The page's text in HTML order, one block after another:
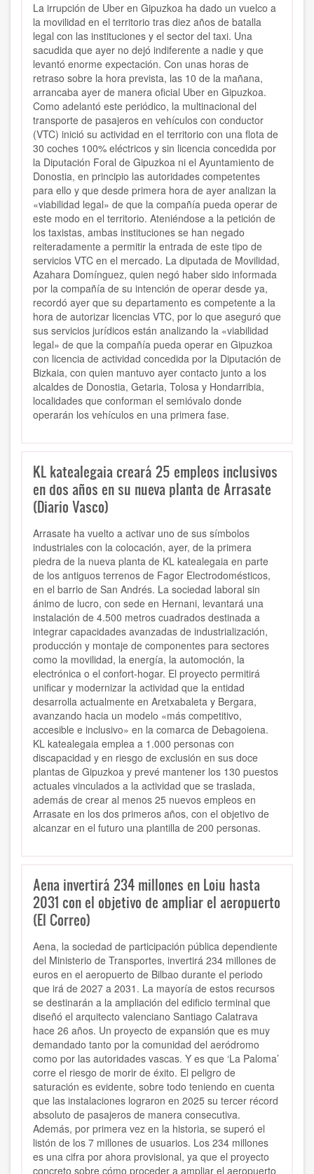
La irrupción de Uber en Gipuzkoa ha dado un vuelco a
la movilidad en el territorio tras diez años de batalla
legal con las instituciones y el sector del taxi. Una
sacudida que ayer no dejó indiferente a nadie y que
levantó enorme expectación. Con unas horas de
retraso sobre la hora prevista, las 10 de la mañana,
arrancaba ayer de manera oficial Uber en Gipuzkoa.
Como adelantó este periódico, la multinacional del
transporte de pasajeros en vehículos con conductor
(VTC) inició su actividad en el territorio con una flota de
30 coches 100% eléctricos y sin licencia concedida por
la Diputación Foral de Gipuzkoa ni el Ayuntamiento de
Donostia, en principio las autoridades competentes
para ello y que desde primera hora de ayer analizan la
«viabilidad legal» de que la compañía pueda operar de
este modo en el territorio. Ateniéndose a la petición de
los taxistas, ambas instituciones se han negado
reiteradamente a permitir la entrada de este tipo de
servicios VTC en el mercado. La diputada de Movilidad,
Azahara Domínguez, quien negó haber sido informada
por la compañía de su intención de operar desde ya,
recordó ayer que su departamento es competente a la
hora de autorizar licencias VTC, por lo que aseguró que
sus servicios jurídicos están analizando la «viabilidad
legal» de que la compañía pueda operar en Gipuzkoa
con licencia de actividad concedida por la Diputación de
Bizkaia, con quien mantuvo ayer contacto junto a los
alcaldes de Donostia, Getaria, Tolosa y Hondarribia,
localidades que conforman el semióvalo donde
operarán los vehículos en una primera fase.
KL katealegaia creará 25 empleos inclusivos
en dos años en su nueva planta de Arrasate
(Diario Vasco)
Arrasate ha vuelto a activar uno de sus símbolos
industriales con la colocación, ayer, de la primera
piedra de la nueva planta de KL katealegaia en parte
de los antiguos terrenos de Fagor Electrodomésticos,
en el barrio de San Andrés. La sociedad laboral sin
ánimo de lucro, con sede en Hernani, levantará una
instalación de 4.500 metros cuadrados destinada a
integrar capacidades avanzadas de industrialización,
producción y montaje de componentes para sectores
como la movilidad, la energía, la automoción, la
electrónica o el confort-hogar. El proyecto permitirá
unificar y modernizar la actividad que la entidad
desarrolla actualmente en Aretxabaleta y Bergara,
avanzando hacia un modelo «más competitivo,
accesible e inclusivo» en la comarca de Debagoiena.
KL katealegaia emplea a 1.000 personas con
discapacidad y en riesgo de exclusión en sus doce
plantas de Gipuzkoa y prevé mantener los 130 puestos
actuales vinculados a la actividad que se traslada,
además de crear al menos 25 nuevos empleos en
Arrasate en los dos primeros años, con el objetivo de
alcanzar en el futuro una plantilla de 200 personas.
Aena invertirá 234 millones en Loiu hasta
2031 con el objetivo de ampliar el aeropuerto
(El Correo)
Aena, la sociedad de participación pública dependiente
del Ministerio de Transportes, invertirá 234 millones de
euros en el aeropuerto de Bilbao durante el periodo
que irá de 2027 a 2031. La mayoría de estos recursos
se destinarán a la ampliación del edificio terminal que
diseñó el arquitecto valenciano Santiago Calatrava
hace 26 años. Un proyecto de expansión que es muy
demandado tanto por la comunidad del aeródromo
como por las autoridades vascas. Y es que ‘La Paloma’
corre el riesgo de morir de éxito. El peligro de
saturación es evidente, sobre todo teniendo en cuenta
que las instalaciones lograron en 2025 su tercer récord
absoluto de pasajeros de manera consecutiva.
Además, por primera vez en la historia, se superó el
listón de los 7 millones de usuarios. Los 234 millones
es una cifra por ahora provisional, ya que el proyecto
concreto sobre cómo proceder a ampliar el aeropuerto